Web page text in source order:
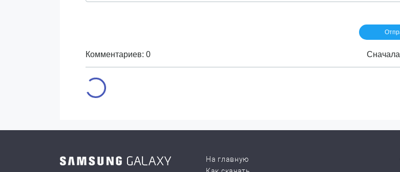
Комментариев: 0 Сначала
На главную